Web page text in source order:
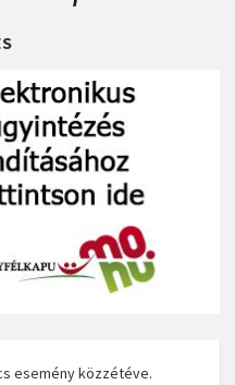
esemény közzétéve.